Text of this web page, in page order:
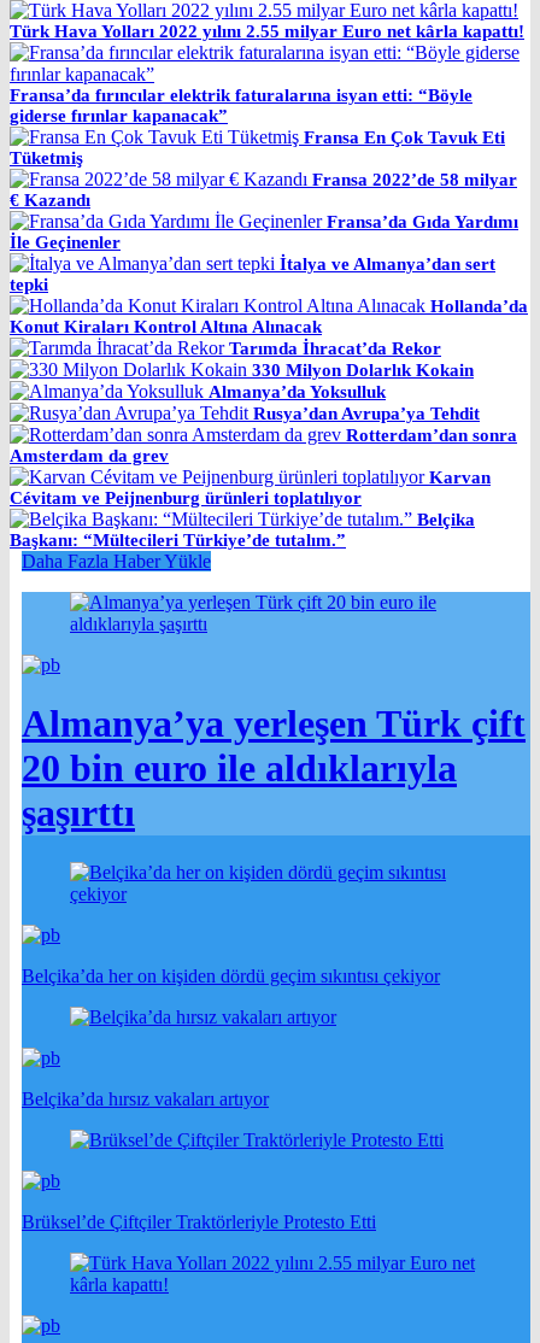
Türk Hava Yolları 2022 yılını 2.55 milyar Euro net kârla kapattı!
Fransa’da fırıncılar elektrik faturalarına isyan etti: “Böyle
giderse fırınlar kapanacak”
Fransa En Çok Tavuk Eti
Tüketmiş
Fransa 2022’de 58 milyar
€ Kazandı
Fransa’da Gıda Yardımı
İle Geçinenler
İtalya ve Almanya’dan sert
tepki
Hollanda’da
Konut Kiraları Kontrol Altına Alınacak
Tarımda İhracat’da Rekor
330 Milyon Dolarlık Kokain
Almanya’da Yoksulluk
Rusya’dan Avrupa’ya Tehdit
Rotterdam’dan sonra
Amsterdam da grev
Karvan
Cévitam ve Peijnenburg ürünleri toplatılıyor
Belçika
Başkanı: “Mültecileri Türkiye’de tutalım.”
Daha Fazla Haber Yükle
Almanya’ya yerleşen Türk çift
20 bin euro ile aldıklarıyla
şaşırttı
Belçika’da her on kişiden dördü geçim sıkıntısı çekiyor
Belçika’da hırsız vakaları artıyor
Brüksel’de Çiftçiler Traktörleriyle Protesto Etti